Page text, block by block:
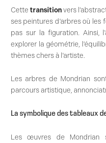
Cette transitionvers
ses peintures d’arbres où
pas sur la figuration. Ainsi,
explorer la géométrie,
thèmes chers à l’artiste.
Les arbres de Mondrian
parcours artistique,
La symbolique des tableaux
Les œuvres de Mondrian